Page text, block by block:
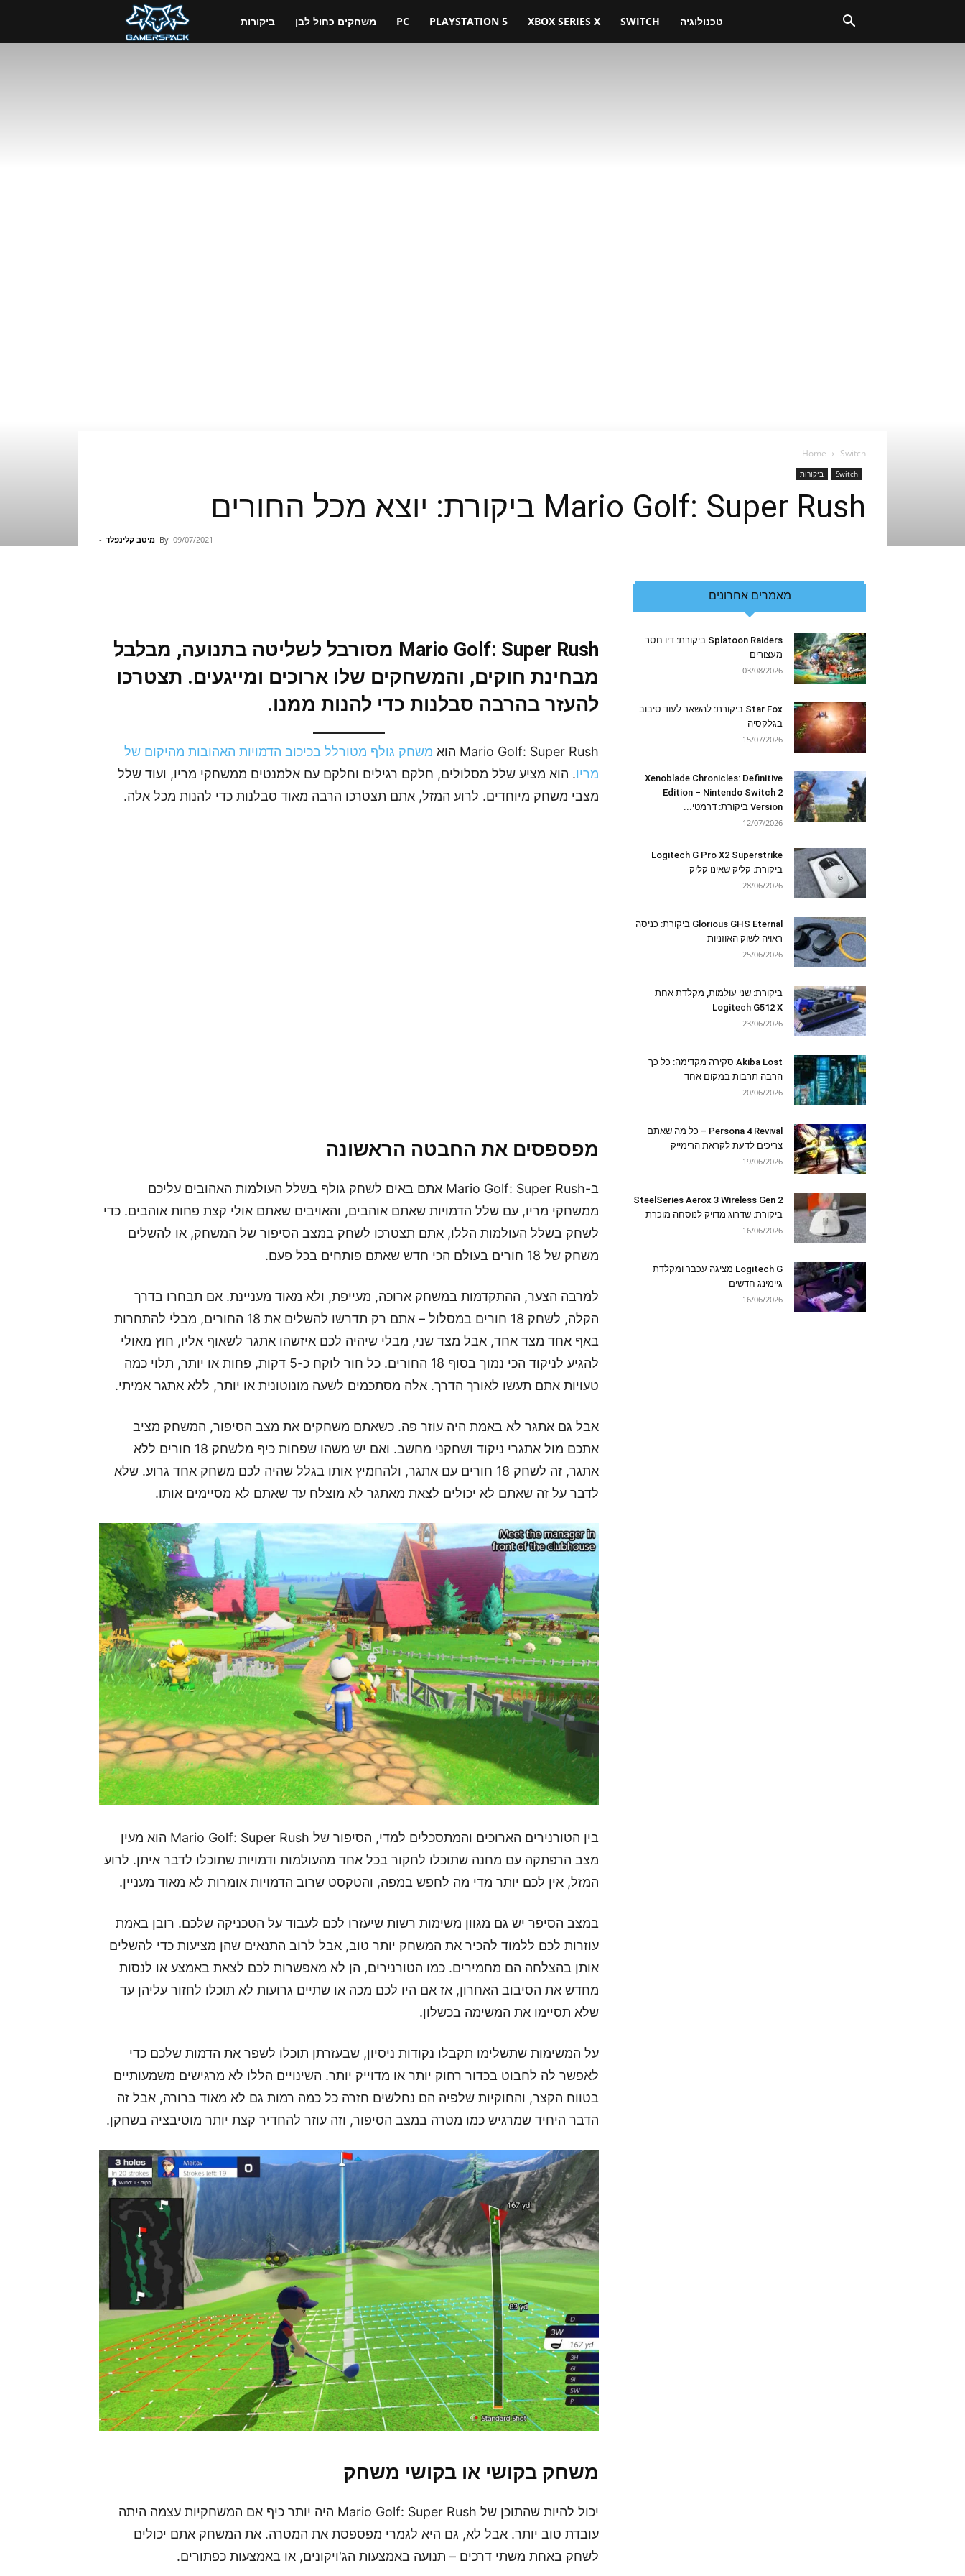
ביקורות משחקים כחול לבן PC PLAYSTATION 5 XBOX SERIES X SWITCH טכנולוגיה
Home Switch
Switch ביקורות
Mario Golf: Super Rush ביקורת: יוצא מכל החורים
By מיטב קלינפלד - 09/07/2021
Mario Golf: Super Rush מסורבל לשליטה בתנועה, מבלבל
מבחינת חוקים, והמשחקים שלו ארוכים ומייגעים. תצטרכו
להעזר בהרבה סבלנות כדי להנות ממנו.
Mario Golf: Super Rush הוא
משחק גולף מטורלל בכיכוב הדמויות האהובות מהיקום של
מריו. הוא מציע שלל מסלולים, חלקם רגילים וחלקם עם אלמנטים ממשחקי מריו, ועוד שלל
מצבי משחק מיוחדים. לרוע המזל, אתם תצטרכו הרבה מאוד סבלנות כדי להנות מכל אלה.
מפספסים את החבטה הראשונה
ב-Mario Golf: Super Rush אתם באים לשחק גולף בשלל העולמות האהובים עליכם
ממשחקי מריו, עם שלל הדמויות שאתם אוהבים, והאויבים שאתם אולי קצת פחות אוהבים. כדי
לשחק בשלל העולמות הללו, אתם תצטרכו לשחק במצב הסיפור של המשחק, או להשלים
משחק של 18 חורים בעולם הכי חדש שאתם פותחים בכל פעם.
למרבה הצער, ההתקדמות במשחק ארוכה, מעייפת, ולא מאוד מעניינת. אם תבחרו בדרך
הקלה, לשחק 18 חורים במסלול – אתם רק תדרשו להשלים את 18 החורים, מבלי להתחרות
באף אחד מצד אחד, אבל מצד שני, מבלי שיהיה לכם איזשהו אתגר לשאוף אליו, חוץ מאולי
להגיע לניקוד הכי נמוך בסוף 18 החורים. כל חור לוקח כ-5 דקות, פחות או יותר, תלוי כמה
טעויות אתם תעשו לאורך הדרך. אלה מסתכמים לשעה מונוטונית או יותר, ללא אתגר אמיתי.
אבל גם אתגר לא באמת היה עוזר פה. כשאתם משחקים את מצב הסיפור, המשחק מציב
אתכם מול אתגרי ניקוד ושחקני מחשב. ואם יש משהו שפחות כיף מלשחק 18 חורים ללא
אתגר, זה לשחק 18 חורים עם אתגר, ולהחמיץ אותו בגלל שהיה לכם משחק אחד גרוע. שלא
לדבר על זה שאתם לא יכולים לצאת מאתגר לא מוצלח עד שאתם לא מסיימים אותו.
בין הטורנירים הארוכים והמתסכלים למדי, הסיפור של Mario Golf: Super Rush הוא מעין
מצב הרפתקה עם מחנה שתוכלו לחקור בכל אחד מהעולמות ודמויות שתוכלו לדבר איתן. לרוע
המזל, אין לכם יותר מדי מה לחפש במפה, והטקסט שרוב הדמויות אומרות לא מאוד מעניין.
במצב הסיפר יש גם מגוון משימות רשות שיעזרו לכם לעבוד על הטכניקה שלכם. רובן באמת
עוזרות לכם ללמוד להכיר את המשחק יותר טוב, אבל לרוב התנאים שהן מציעות כדי להשלים
אותן בהצלחה הם מחמירים. כמו הטורנירים, הן לא מאפשרות לכם לצאת באמצע או לנסות
מחדש את הסיבוב האחרון, אז אם היו לכם מכה או שתיים גרועות לא תוכלו לחזור עליהן עד
שלא תסיימו את המשימה בכשלון.
על המשימות שתשלימו תקבלו נקודות ניסיון, שבעזרתן תוכלו לשפר את הדמות שלכם כדי
לאפשר לה לחבוט בכדור רחוק יותר או מדוייק יותר. השינויים הללו לא מרגישים משמעותיים
בטווח הקצר, והחוקיות שלפיה הם נחלשים חזרה כל כמה רמות גם לא מאוד ברורה, אבל זה
הדבר היחיד שמרגיש כמו מטרה במצב הסיפור, וזה עוזר להחדיר קצת יותר מוטיבציה בשחקן.
משחק בקושי או בקושי משחק
יכול להיות שהתוכן של Mario Golf: Super Rush היה יותר כיף אם המשחקיות עצמה היתה
עובדת טוב יותר. אבל לא, גם היא לגמרי מפספסת את המטרה. את המשחק אתם יכולים
לשחק באחת משתי דרכים – תנועה באמצעות הג'ויקונים, או באמצעות כפתורים.
מאמרים אחרונים
Splatoon Raiders ביקורת: דיו חסר
מעצורים
03/08/2026
Star Fox ביקורת: להשאר לעוד סיבוב
בגלקסיה
15/07/2026
Xenoblade Chronicles: Definitive
Edition – Nintendo Switch 2
Version ביקורת: דרמטי...
12/07/2026
Logitech G Pro X2 Superstrike
ביקורת: קליק שאינו קליק
28/06/2026
Glorious GHS Eternal ביקורת: כניסה
ראויה לשוק האוזניות
25/06/2026
ביקורת: שני עולמות, מקלדת אחת
Logitech G512 X
23/06/2026
Akiba Lost סקירה מקדימה: כל כך
הרבה תרבות במקום אחד
20/06/2026
Persona 4 Revival – כל מה שאתם
צריכים לדעת לקראת הרימייק
19/06/2026
SteelSeries Aerox 3 Wireless Gen 2
ביקורת: שדרוג מדויק לנוסחה מוכרת
16/06/2026
Logitech G מציגה עכבר ומקלדת
גיימינג חדשים
16/06/2026